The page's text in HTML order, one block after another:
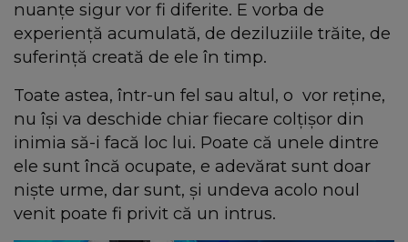
nuanţe sigur vor fi diferite. E vorba de
experienţă acumulată, de deziluziile trăite, de
suferinţă creată de ele în timp.
Toate astea, într-un fel sau altul, o vor reţine,
nu îşi va deschide chiar fiecare colţişor din
inimia să-i facă loc lui. Poate că unele dintre
ele sunt încă ocupate, e adevărat sunt doar
nişte urme, dar sunt, şi undeva acolo noul
venit poate fi privit că un intrus.